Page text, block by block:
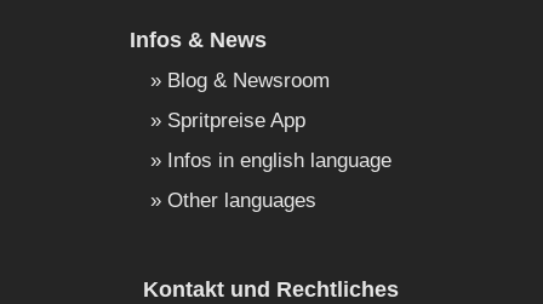
Infos & News
Blog & Newsroom
Spritpreise App
Infos in english language
Other languages
Kontakt und Rechtliches